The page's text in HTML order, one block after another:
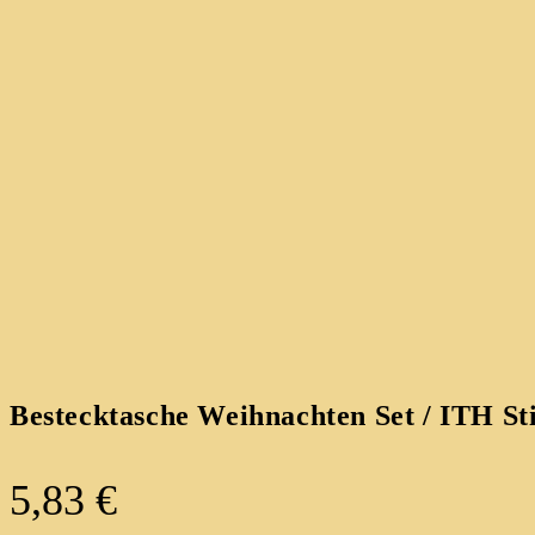
Bestecktasche Weihnachten Set / ITH
5,83 €